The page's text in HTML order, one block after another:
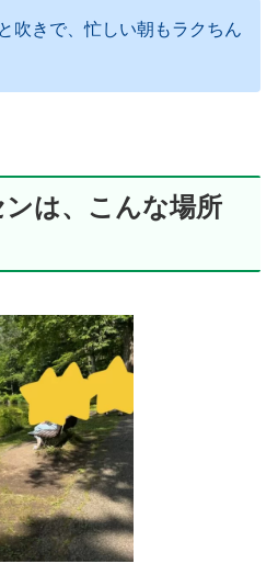
吹きで、忙しい朝もラクちん
は、こんな場所